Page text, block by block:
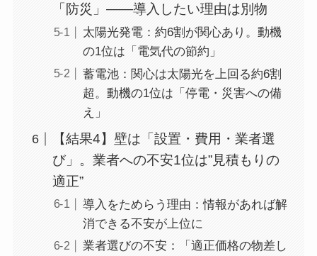
「防災」——導入したい理由は別物
太陽光発電：約6割が関心あり。動機
の1位は「電気代の節約」
蓄電池：関心は太陽光を上回る約6割
超。動機の1位は「停電・災害への備
え」
【結果4】壁は「設置・費用・業者選
び」。業者への不安1位は”見積もりの
適正”
導入をためらう理由：情報があれば解
消できる不安が上位に
業者選びの不安：「適正価格の物差し